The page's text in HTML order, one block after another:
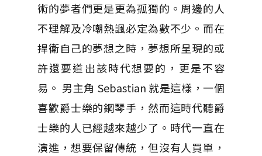
術的夢者們更是更為孤獨的。周邊的人
不理解及冷嘲熱諷必定為數不少。而在
捍衛自己的夢想之時，夢想所呈現的或
許還要道出該時代想要的，更是不容
易。 男主角 Sebastian 就是這樣，一個
喜歡爵士樂的鋼琴手，然而這時代聽爵
士樂的人已經越來越少了。時代一直在
演進，想要保留傳統，但沒有人買單，